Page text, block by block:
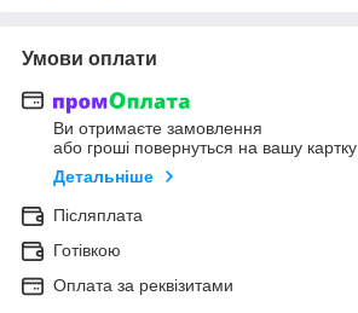
Умови оплати
Ви отримаєте замовлення
або гроші повернуться на вашу картку
Детальніше
Післяплата
Готівкою
Оплата за реквізитами